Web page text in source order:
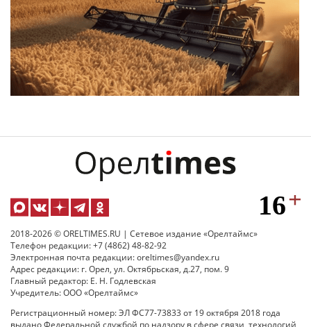
2018-2026 © ORELTIMES.RU | Сетевое издание «Орелтаймс»
Телефон редакции: +7 (4862) 48-82-92
Электронная почта редакции: oreltimes@yandex.ru
Адрес редакции: г. Орел, ул. Октябрьская, д.27, пом. 9
Главный редактор: Е. Н. Годлевская
Учредитель: ООО «Орелтаймс»
Регистрационный номер: ЭЛ ФС77-73833 от 19 октября 2018 года
выдано Федеральной службой по надзору в сфере связи, технологий